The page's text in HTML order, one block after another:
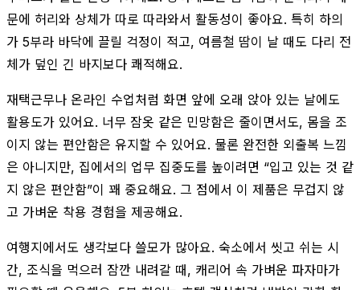
문에 허리와 상체가 따로 따라와서 활동성이 좋아요. 특히 하의
가 5부라 바닥에 끌릴 걱정이 적고, 여름철 땀이 날 때도 다리 전
체가 덮인 긴 바지보다 쾌적해요.
재택근무나 온라인 수업처럼 화면 앞에 오래 앉아 있는 날에도
활용도가 있어요. 너무 잠옷 같은 민망함은 줄이면서도, 몸을 조
이지 않는 편안함은 유지할 수 있어요. 물론 완전한 외출복 느낌
은 아니지만, 집에서의 업무 집중도를 높이려면 “입고 있는 것 같
지 않은 편안함”이 꽤 중요해요. 그 점에서 이 제품은 무겁지 않
고 가벼운 착용 경험을 제공해요.
여행지에서도 생각보다 쓸모가 많아요. 숙소에서 씻고 쉬는 시
간, 조식을 먹으러 잠깐 내려갈 때, 캐리어 속 가벼운 파자마가